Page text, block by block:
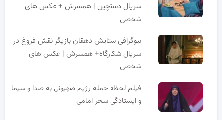
سریال دستچین | همسرش + عکس های
شخصی
بیوگرافی ستایش دهقان بازیگر نقش فروغ در
سریال شکارگاه+ همسرش | عکس های
شخصی
فیلم لحظه حمله رژیم صهیونی به صدا و سیما
و ایستادگی سحر امامی